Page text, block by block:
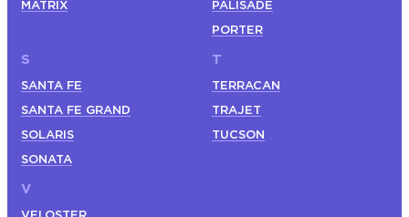
MATRIX PALISADE
PORTER
S
SANTA FE
SANTA FE GRAND
SOLARIS
SONATA
T
TERRACAN
TRAJET
TUCSON
V